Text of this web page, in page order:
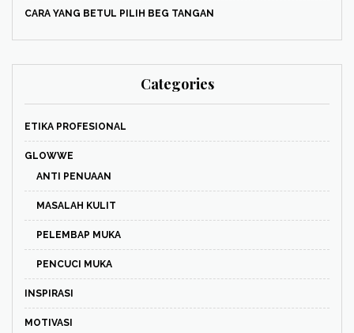
CARA YANG BETUL PILIH BEG TANGAN
Categories
ETIKA PROFESIONAL
GLOWWE
ANTI PENUAAN
MASALAH KULIT
PELEMBAP MUKA
PENCUCI MUKA
INSPIRASI
MOTIVASI